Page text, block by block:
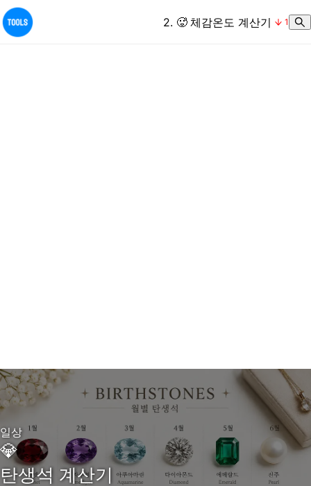
2. 🥵 체감온도 계산기 1
일상
💎
탄생석 계산기